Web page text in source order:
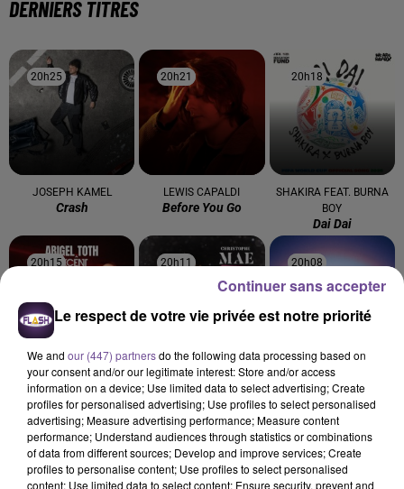
DERNIERS TITRES
20h25
20h25
JOSEPH KAMEL
Crash
20h21
20h21
LEWIS CAPALDI
Before You Go
20h18
20h18
SHAKIRA FEAT. BURNA
BOY
Dai Dai
20h15
20h15
ABIGEL TOTH X AKCENT
Sugar Daddy
20h11
20h11
CHRISTOPHE MAÉ
La Lune
20h08
20h08
DISIZ, THEODORA
Melodrama
Le respect de votre vie privée est notre priorité
We and our (447) partnersdo the following data processing based on
your consent and/or our legitimate interest: Store and/or access
information on a device; Use limited data to select advertising; Create
profiles for personalised advertising; Use profiles to select personalised
advertising; Measure advertising performance; Measure content
performance; Understand audiences through statistics or combinations
of data from different sources; Develop and improve services; Create
profiles to personalise content; Use profiles to select personalised
content; Use limited data to select content; Ensure security, prevent and
Continuer sans accepter